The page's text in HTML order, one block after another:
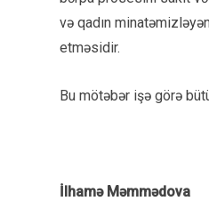
və qadın
etməsidir.
Bu mötəbər işə görə
İlhamə Məmmədova